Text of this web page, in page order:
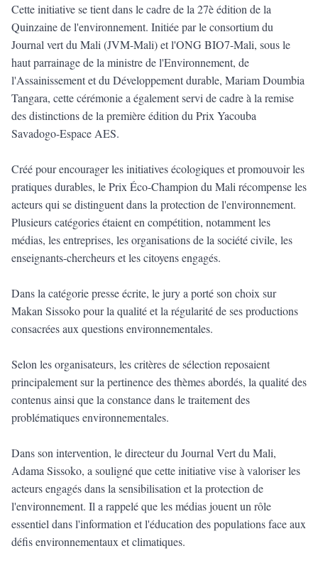
Cette initiative se tient dans le cadre de la 27è édition de la
Quinzaine de l'environnement. Initiée par le consortium du
Journal vert du Mali (JVM-Mali) et l'ONG BIO7-Mali, sous le
haut parrainage de la ministre de l'Environnement, de
l'Assainissement et du Développement durable, Mariam Doumbia
Tangara, cette cérémonie a également servi de cadre à la remise
des distinctions de la première édition du Prix Yacouba
Savadogo-Espace AES.
Créé pour encourager les initiatives écologiques et promouvoir les
pratiques durables, le Prix Éco-Champion du Mali récompense les
acteurs qui se distinguent dans la protection de l'environnement.
Plusieurs catégories étaient en compétition, notamment les
médias, les entreprises, les organisations de la société civile, les
enseignants-chercheurs et les citoyens engagés.
Dans la catégorie presse écrite, le jury a porté son choix sur
Makan Sissoko pour la qualité et la régularité de ses productions
consacrées aux questions environnementales.
Selon les organisateurs, les critères de sélection reposaient
principalement sur la pertinence des thèmes abordés, la qualité des
contenus ainsi que la constance dans le traitement des
problématiques environnementales.
Dans son intervention, le directeur du Journal Vert du Mali,
Adama Sissoko, a souligné que cette initiative vise à valoriser les
acteurs engagés dans la sensibilisation et la protection de
l'environnement. Il a rappelé que les médias jouent un rôle
essentiel dans l'information et l'éducation des populations face aux
défis environnementaux et climatiques.